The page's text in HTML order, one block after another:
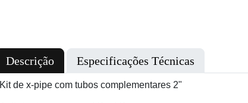
Descrição Especificações Técnicas
Kit de x-pipe com tubos complementares 2"